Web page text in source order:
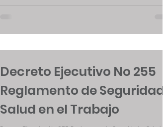
Decreto Ejecutivo No 255
Reglamento de Seguridad y
Salud en el Trabajo